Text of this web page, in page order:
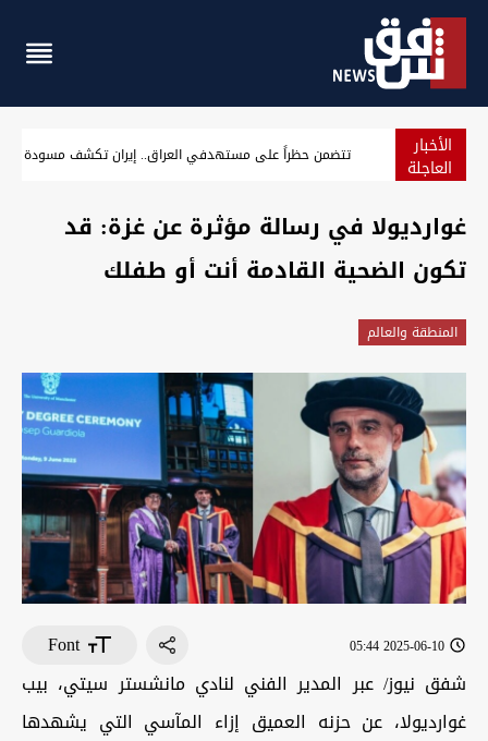
الأخبار
العاجلة تتضمن حظراً على مستهدفي العراق.. إيران تكشف مسودة
غوارديولا في رسالة مؤثرة عن غزة: قد
تكون الضحية القادمة أنت أو طفلك
المنطقة والعالم
2025-06-10 05:44
Font
شفق نيوز/ عبر المدير الفني لنادي مانشستر سيتي، بيب
غوارديولا، عن حزنه العميق إزاء المآسي التي يشهدها